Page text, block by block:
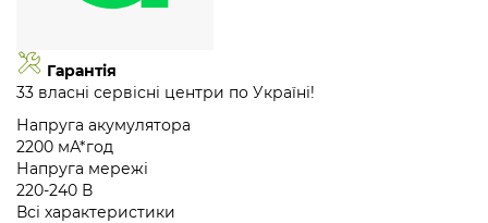
Гарантія
33 власні сервісні центри по Україні!
Напруга акумулятора
2200 мА*год
Напруга мережі
220-240 В
Всі характеристики